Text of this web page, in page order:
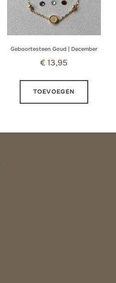
Geboortesteen Goud | December
€ 13,95
TOEVOEGEN